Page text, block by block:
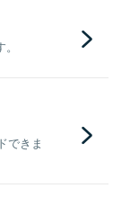
できま